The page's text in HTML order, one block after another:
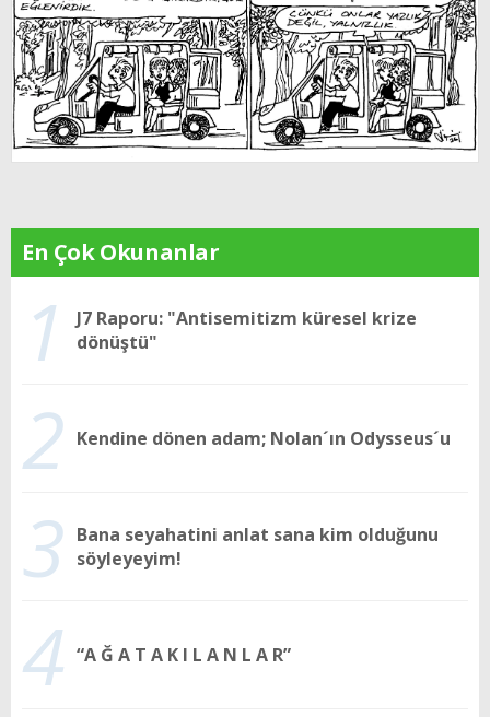
En Çok Okunanlar
1
J7 Raporu: "Antisemitizm küresel krize
dönüştü"
2 Kendine dönen adam; Nolan´ın Odysseus´u
3 Bana seyahatini anlat sana kim olduğunu
söyleyeyim!
4 “A Ğ A T A K I L A N L A R”